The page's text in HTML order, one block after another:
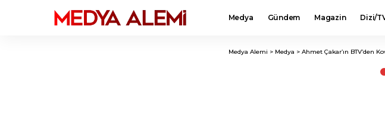
Medya Gündem Magazin Dizi/
Medya Alemi > Medya > Ahmet Çakar’ın BTV’den